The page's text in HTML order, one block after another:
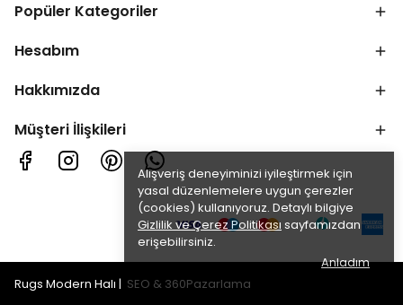
Alışveriş deneyiminizi iyileştirmek için
yasal düzenlemelere uygun çerezler
(cookies) kullanıyoruz. Detaylı bilgiye
Gizlilik ve Çerez Politikası sayfamızdan
erişebilirsiniz.
Anladım
Popüler Kategoriler
Hesabım
Hakkımızda
Müşteri İlişkileri
Rugs Modern Halı | SEO & 360Pazarlama